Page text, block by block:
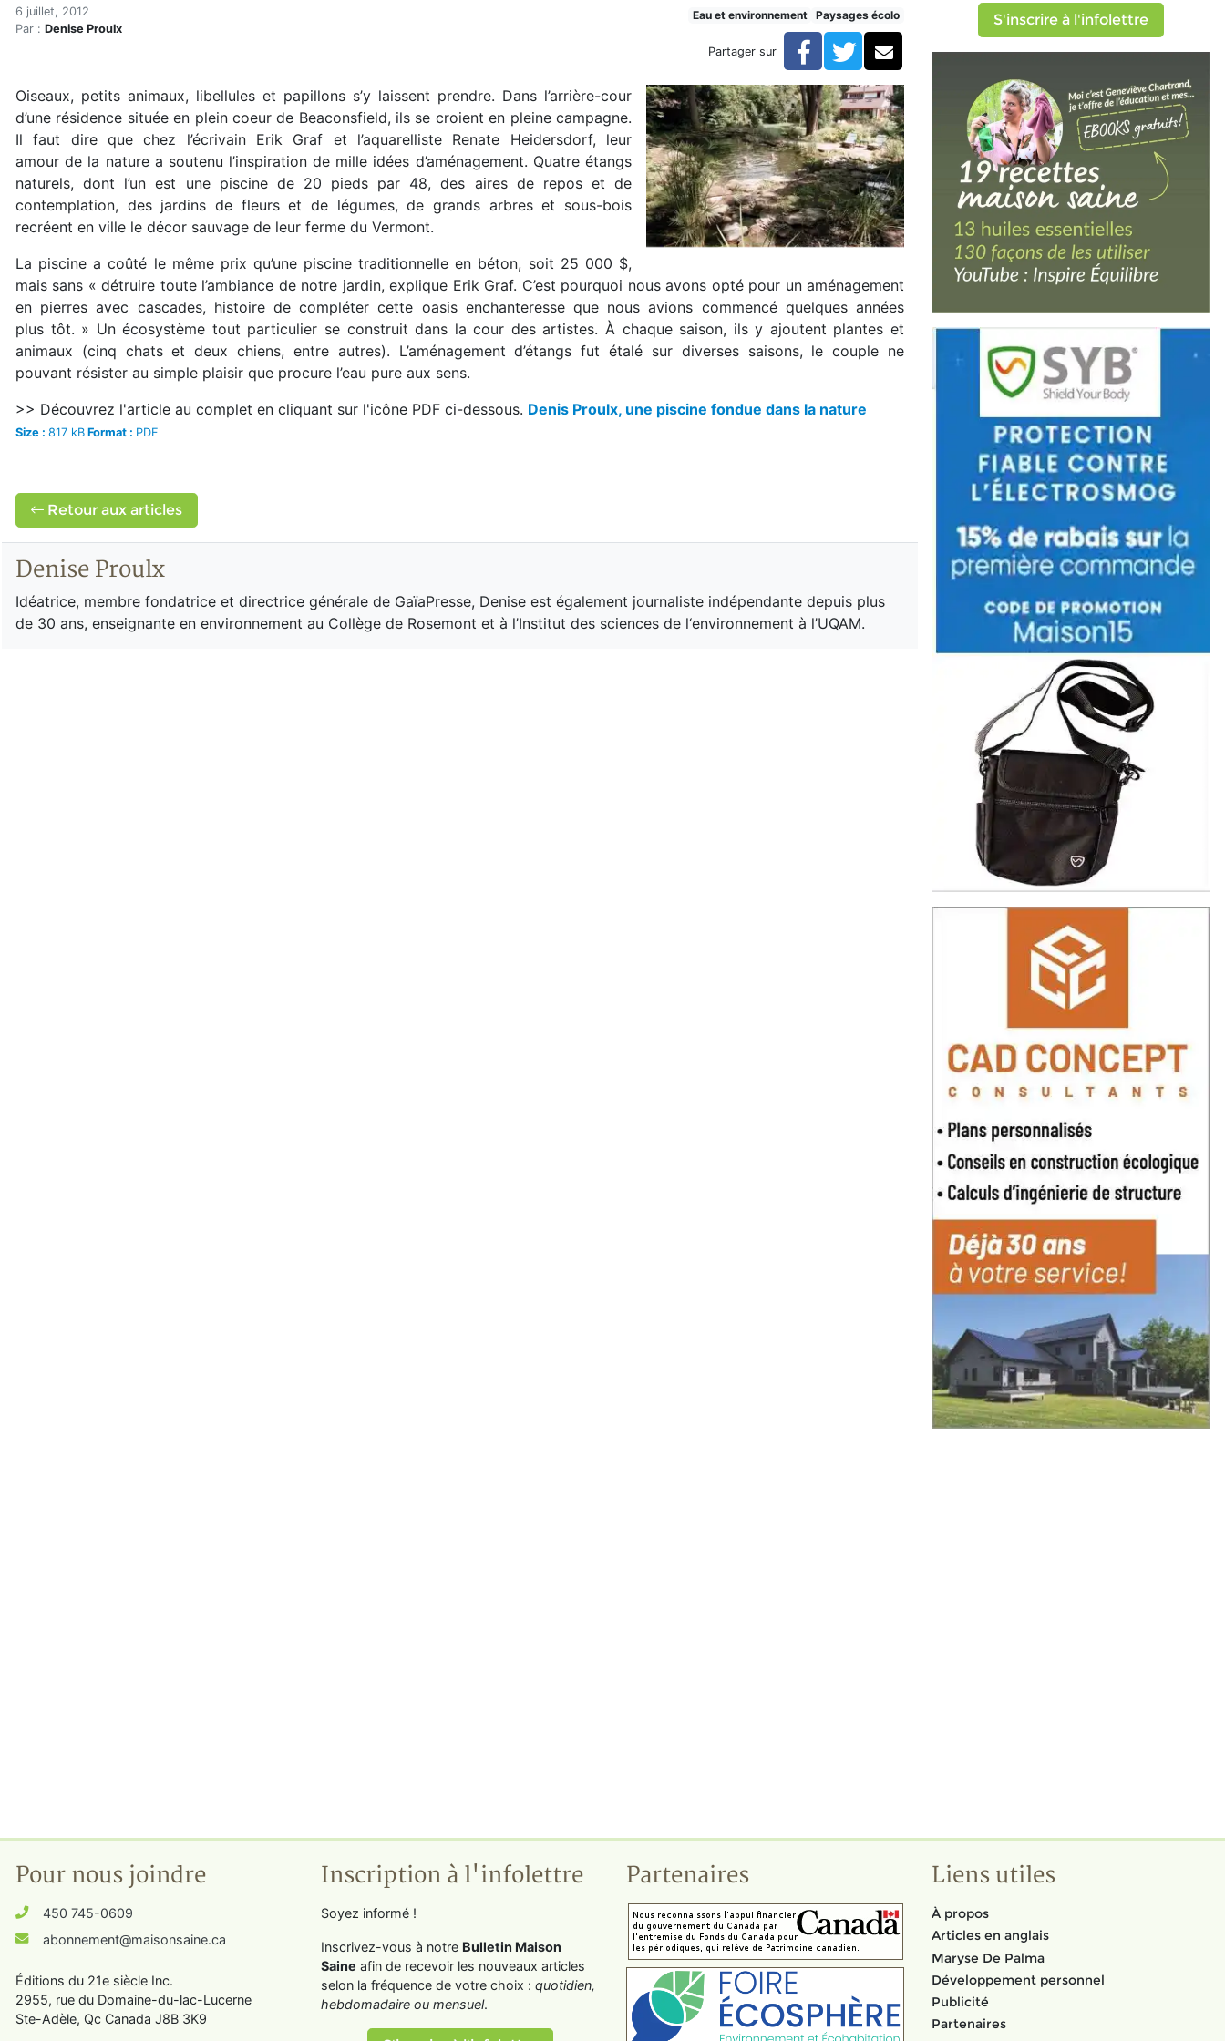
Accueil
Articles
Une piscine fondue dans la nature
Une piscine fondue dans la nature
6 juillet, 2012
Par : Denise Proulx
Eau et environnement Paysages écolo
Partager sur Facebook
TwitterCourriel
Oiseaux, petits animaux, libellules et papillons s’y laissent prendre. Dans l’arrière-cour
d’une résidence située en plein coeur de Beaconsfield, ils se croient en pleine campagne.
Il faut dire que chez l’écrivain Erik Graf et l’aquarelliste Renate Heidersdorf, leur
amour de la nature a soutenu l’inspiration de mille idées d’aménagement. Quatre étangs
naturels, dont l’un est une piscine de 20 pieds par 48, des aires de repos et de
contemplation, des jardins de fleurs et de légumes, de grands arbres et sous-bois
recréent en ville le décor sauvage de leur ferme du Vermont.
La piscine a coûté le même prix qu’une piscine traditionnelle en béton, soit 25 000 $,
mais sans « détruire toute l’ambiance de notre jardin, explique Erik Graf. C’est pourquoi nous avons opté pour un aménagement
en pierres avec cascades, histoire de compléter cette oasis enchanteresse que nous avions commencé quelques années
plus tôt. » Un écosystème tout particulier se construit dans la cour des artistes. À chaque saison, ils y ajoutent plantes et
animaux (cinq chats et deux chiens, entre autres). L’aménagement d’étangs fut étalé sur diverses saisons, le couple ne
pouvant résister au simple plaisir que procure l’eau pure aux sens.
>> Découvrez l'article au complet en cliquant sur l'icône PDF ci-dessous. Denis Proulx, une piscine fondue dans la nature
Size : 817 kB Format : PDF
Retour aux articles
Denise Proulx
Idéatrice, membre fondatrice et directrice générale de GaïaPresse, Denise est également journaliste indépendante depuis plus
de 30 ans, enseignante en environnement au Collège de Rosemont et à l’Institut des sciences de l‘environnement à l’UQAM.
S'inscrire à l'infolettre
Pour nous joindre
450 745-0609
abonnement@maisonsaine.ca
Éditions du 21e siècle Inc.
2955, rue du Domaine-du-lac-Lucerne
Ste-Adèle, Qc Canada J8B 3K9
Inscription à l'infolettre
Soyez informé !
Inscrivez-vous à notre Bulletin Maison
Saine afin de recevoir les nouveaux articles
selon la fréquence de votre choix : quotidien,
hebdomadaire ou mensuel.
Partenaires Liens utiles
À propos
Articles en anglais
Maryse De Palma
Développement personnel
Publicité
Partenaires